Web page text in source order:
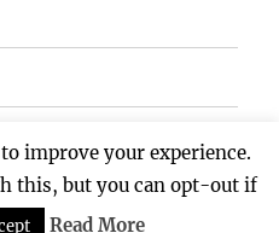
improve your experience.
this, but you can opt-out if
Read More